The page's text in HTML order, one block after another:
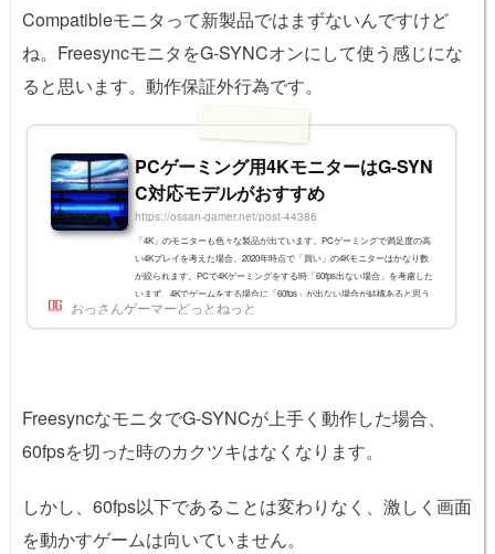
Compatibleモニタって新製品ではまずないんですけど
ね。FreesyncモニタをG-SYNCオンにして使う感じにな
ると思います。動作保証外行為です。
PCゲーミング用4KモニターはG-SYN
C対応モデルがおすすめ
https://ossan-gamer.net/post-44386
「4K」のモニターも色々な製品が出ています。PCゲーミングで満足度の高
い4Kプレイを考えた場合、2020年時点で「買い」の4Kモニターはかなり数
が絞られます。PCで4Kゲーミングをする時「60fps出ない場合」を考慮した
いまず、4Kでゲームをする場合に「60fps」が出ない場合が結構あると思う
んです。4Kは負荷が高いですし、最新のゲームではレイトレーシングなどの
重い処理も加わっているからです。60fpsを下回るとどうなる？では、60fps
おっさんゲーマーどっとねっと
FreesyncなモニタでG-SYNCが上手く動作した場合、
60fpsを切った時のカクツキはなくなります。
しかし、60fps以下であることは変わりなく、激しく画面
を動かすゲームは向いていません。